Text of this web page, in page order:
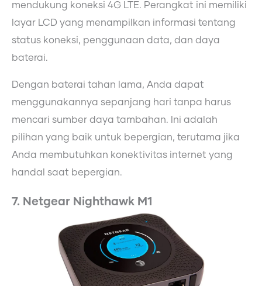
mendukung koneksi 4G LTE. Perangkat ini memiliki
layar LCD yang menampilkan informasi tentang
status koneksi, penggunaan data, dan daya
baterai.
Dengan baterai tahan lama, Anda dapat
menggunakannya sepanjang hari tanpa harus
mencari sumber daya tambahan. Ini adalah
pilihan yang baik untuk bepergian, terutama jika
Anda membutuhkan konektivitas internet yang
handal saat bepergian.
7. Netgear Nighthawk M1